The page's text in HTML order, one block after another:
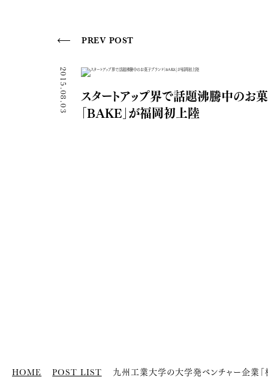
PREV POST
スタートアップ界で話題沸騰中のお
「BAKE」が福岡初上陸
2015.08.03
HOME POST LIST 九州工業大学の大学発ベンチャー企業「